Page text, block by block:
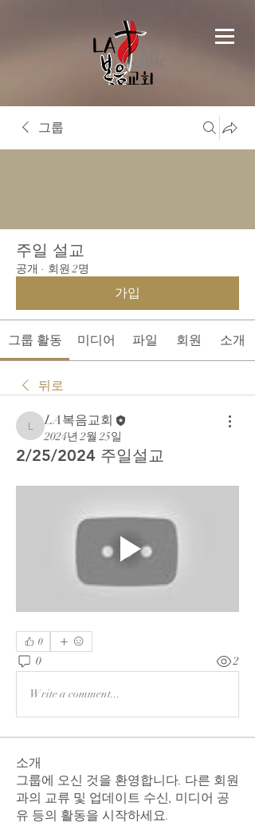
그룹
주일 설교
공개 · 회원 2명
가입
그룹 활동 미디어 파일 회원 소개
뒤로
LA복음교회
LA복음교회
2024년 2월 25일
2/25/2024 주일설교
0
0 2
Write a comment...
소개
그룹에 오신 것을 환영합니다. 다른 회원
과의 교류 및 업데이트 수신, 미디어 공
유 등의 활동을 시작하세요.